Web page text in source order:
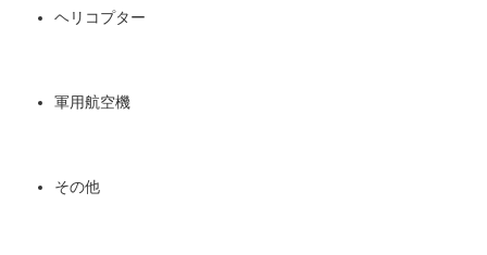
ヘリコプター
軍用航空機
その他